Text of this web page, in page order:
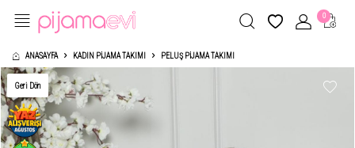
0
ANASAYFA KADIN PIJAMA TAKIMI PELUŞ PIJAMA TAKIMI
Geri Dön